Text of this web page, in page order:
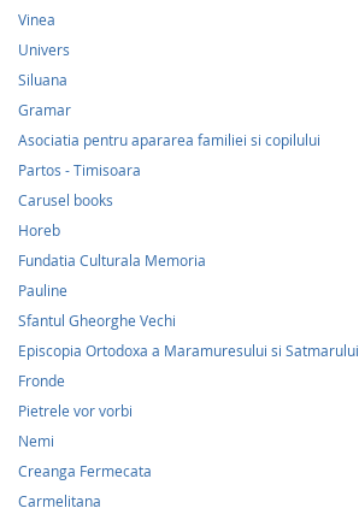
Vinea
Univers
Siluana
Gramar
Asociatia pentru apararea familiei si copilului
Partos - Timisoara
Carusel books
Horeb
Fundatia Culturala Memoria
Pauline
Sfantul Gheorghe Vechi
Episcopia Ortodoxa a Maramuresului si Satmarului
Fronde
Pietrele vor vorbi
Nemi
Creanga Fermecata
Carmelitana